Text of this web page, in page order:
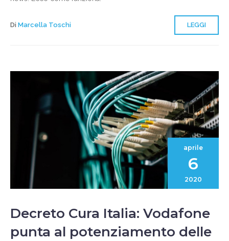
Di Marcella Toschi LEGGI
aprile
6
2020
Decreto Cura Italia: Vodafone
punta al potenziamento delle